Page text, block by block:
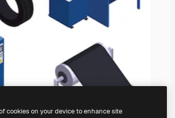
cookies on your device to enhance site